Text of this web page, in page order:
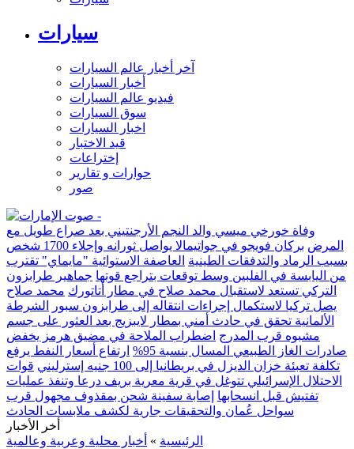
سيارات
آخر أخبار عالم السيارات
أخبار السيارات
فيديو عالم السيارات
سوق السيارات
اخبار السيارات
قيد الاختبار
إختراعات
حوارات و تقارير
صور
وفاة خورخي ميسي والد النجم الأرجنتيني بعد صراع طويل مع
المرض
بركان فويجو في جواتيمالا يواصل ثورانه وإجلاء 1700 شخص
بسبب الرماد والتدفقات الطينية العاصفة الاستوائية "مايماي" تقترب
من اليابسة في الفلبين وسط توقعات بتراجع قوتها جماهير طرابزون
التركي تستعد لاستقبال محمد صلاح في مطار أتاتورك محمد صلاح
يصل تركيا لاستكمال إجراءات انتقاله إلى طرابزون سبور
الشرطة
الألمانية تحقق في حادث أمني بمطار لايبزيج بعد العثور على جسم
مشبوه قرب المدرج اضطراب الملاحة في مضيق هرمز يخفض
صادرات الغاز الطبيعي المسال بنسبة 95%
ارتفاع أسعار النفط يرفع
تكلفة تعبئة خزان الديزل في بريطانيا إلى 100 جنيه إسترليني
قوات
الاحتلال الإسرائيلي تتوغل في قرية معرية بريف درعا وتنفذ عمليات
تفتيش قبل انسحابها إصابة سفينة شحن بمقذوف مجهول قرب
سواحل عُمان والتحقيقات جارية لكشف ملابسات الحادث
أخر الأخبار
الرئيسية » أخبار محلية وعربية وعالمية